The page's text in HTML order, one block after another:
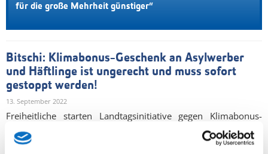
für die große Mehrheit günstiger“
Bitschi: Klimabonus-Geschenk an Asylwerber
und Häftlinge ist ungerecht und muss sofort
gestoppt werden!
13. September 2022
Freiheitliche starten Landtagsinitiative gegen Klimabonus-
Zahlungen an Asylwerber und Strafgefangene!